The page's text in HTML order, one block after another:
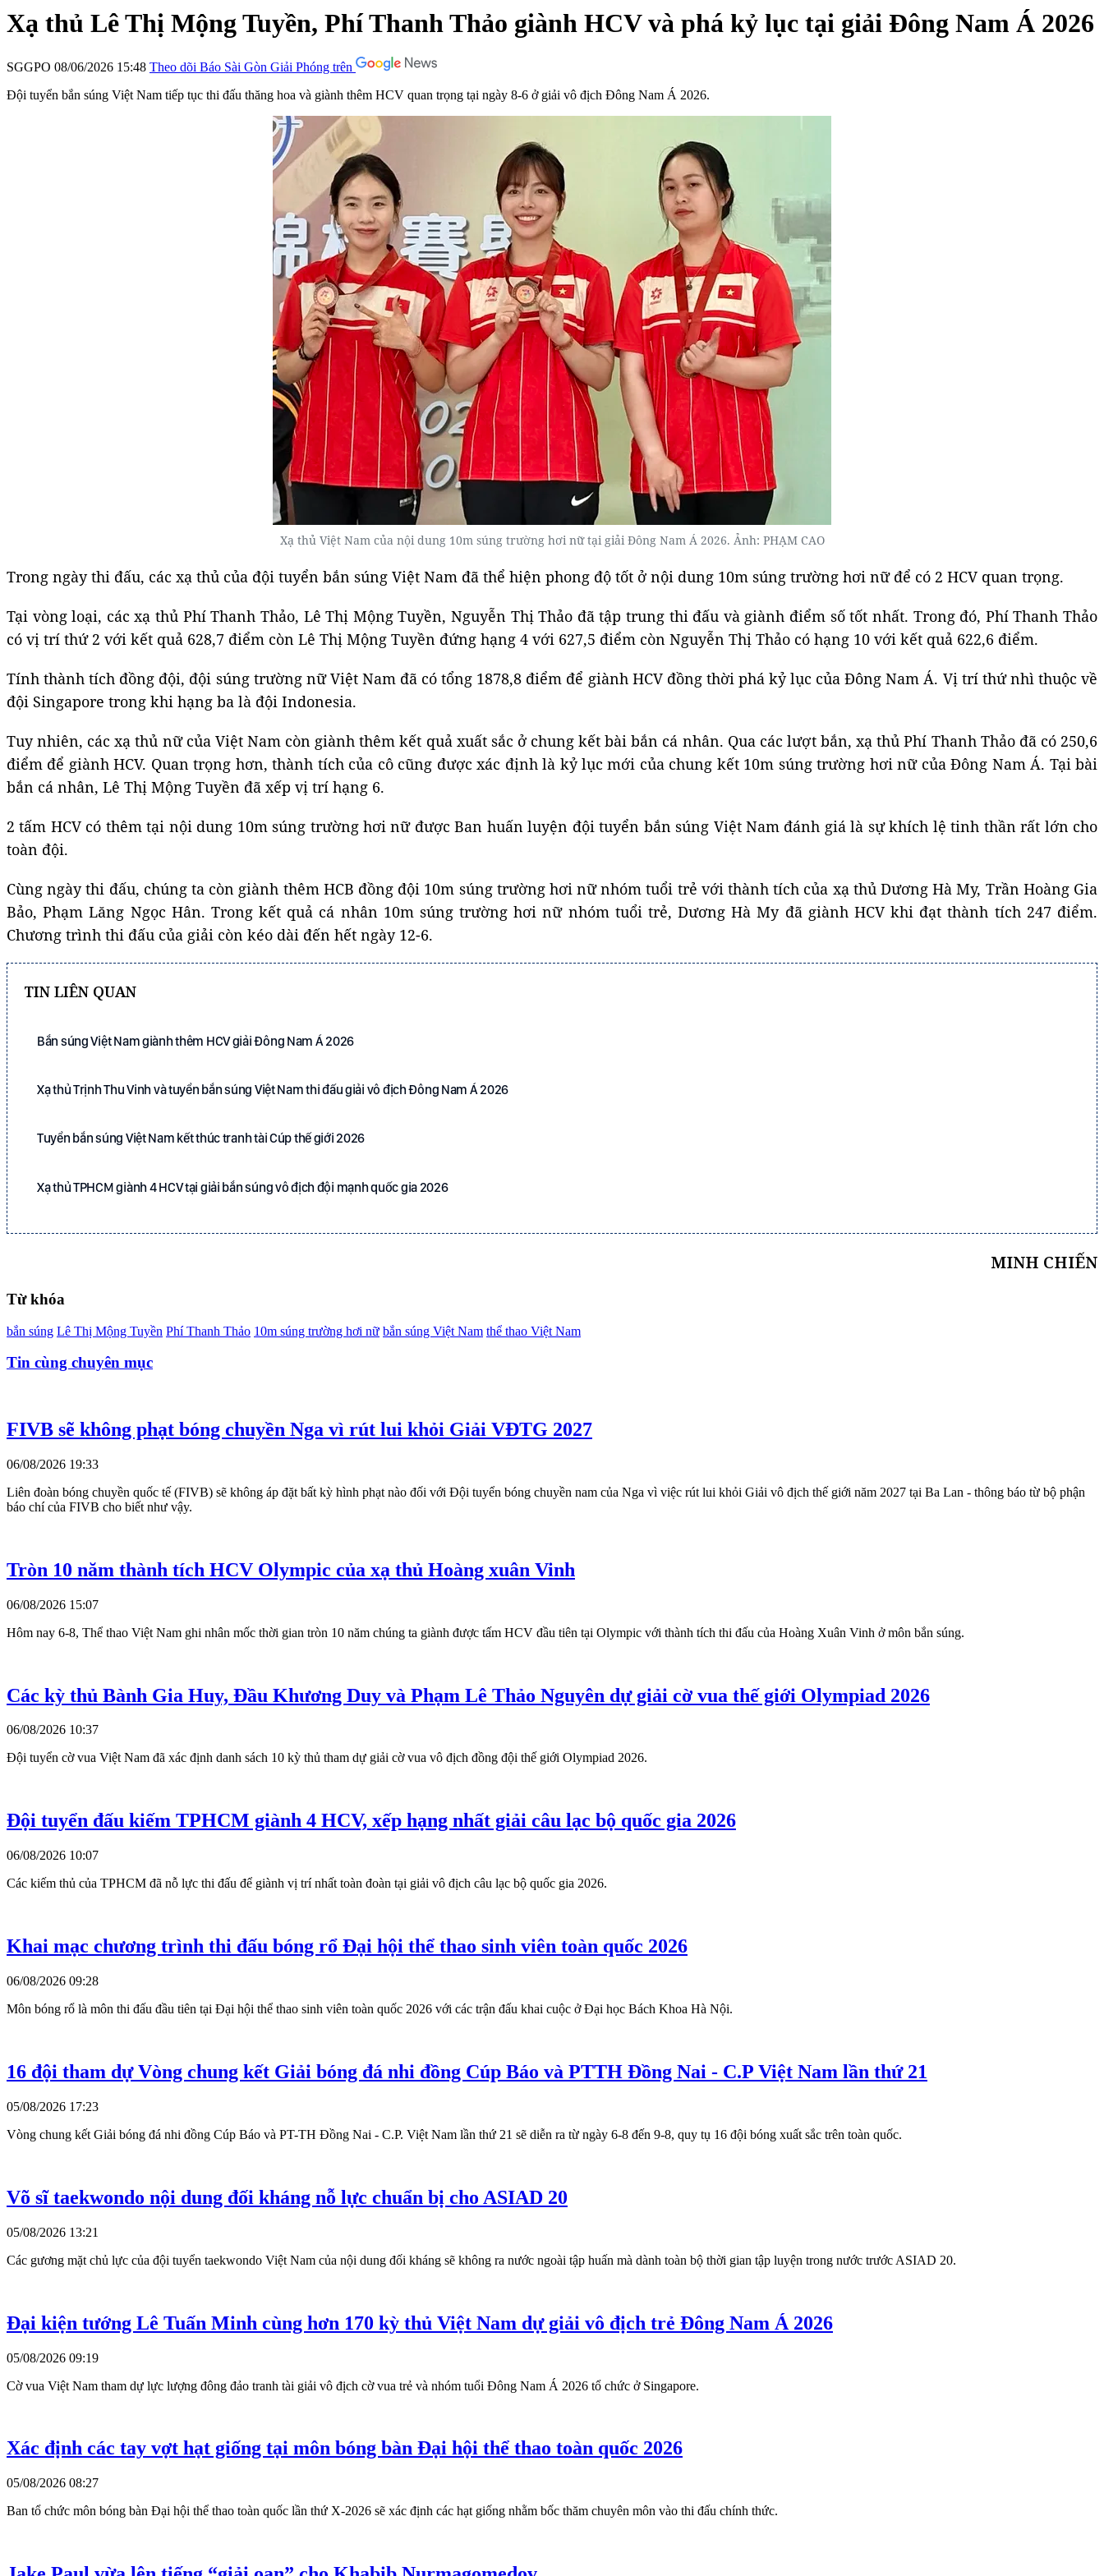
Xạ thủ Lê Thị Mộng Tuyền, Phí Thanh Thảo giành HCV và phá kỷ lục tại giải Đông Nam Á 2026
SGGPO 08/06/2026 15:48 Theo dõi Báo Sài Gòn Giải Phóng trên
Đội tuyển bắn súng Việt Nam tiếp tục thi đấu thăng hoa và giành thêm HCV quan trọng tại ngày 8-6 ở giải vô địch Đông Nam Á 2026.
Xạ thủ Việt Nam của nội dung 10m súng trường hơi nữ tại giải Đông Nam Á 2026. Ảnh: PHẠM CAO
Trong ngày thi đấu, các xạ thủ của đội tuyển bắn súng Việt Nam đã thể hiện phong độ tốt ở nội dung 10m súng trường hơi nữ để có 2 HCV quan trọng.
Tại vòng loại, các xạ thủ Phí Thanh Thảo, Lê Thị Mộng Tuyền, Nguyễn Thị Thảo đã tập trung thi đấu và giành điểm số tốt nhất. Trong đó, Phí Thanh Thảo
có vị trí thứ 2 với kết quả 628,7 điểm còn Lê Thị Mộng Tuyền đứng hạng 4 với 627,5 điểm còn Nguyễn Thị Thảo có hạng 10 với kết quả 622,6 điểm.
Tính thành tích đồng đội, đội súng trường nữ Việt Nam đã có tổng 1878,8 điểm để giành HCV đồng thời phá kỷ lục của Đông Nam Á. Vị trí thứ nhì thuộc về
đội Singapore trong khi hạng ba là đội Indonesia.
Tuy nhiên, các xạ thủ nữ của Việt Nam còn giành thêm kết quả xuất sắc ở chung kết bài bắn cá nhân. Qua các lượt bắn, xạ thủ Phí Thanh Thảo đã có 250,6
điểm để giành HCV. Quan trọng hơn, thành tích của cô cũng được xác định là kỷ lục mới của chung kết 10m súng trường hơi nữ của Đông Nam Á. Tại bài
bắn cá nhân, Lê Thị Mộng Tuyền đã xếp vị trí hạng 6.
2 tấm HCV có thêm tại nội dung 10m súng trường hơi nữ được Ban huấn luyện đội tuyển bắn súng Việt Nam đánh giá là sự khích lệ tinh thần rất lớn cho
toàn đội.
Cùng ngày thi đấu, chúng ta còn giành thêm HCB đồng đội 10m súng trường hơi nữ nhóm tuổi trẻ với thành tích của xạ thủ Dương Hà My, Trần Hoàng Gia
Bảo, Phạm Lăng Ngọc Hân. Trong kết quả cá nhân 10m súng trường hơi nữ nhóm tuổi trẻ, Dương Hà My đã giành HCV khi đạt thành tích 247 điểm.
Chương trình thi đấu của giải còn kéo dài đến hết ngày 12-6.
TIN LIÊN QUAN
Bắn súng Việt Nam giành thêm HCV giải Đông Nam Á 2026
Xạ thủ Trịnh Thu Vinh và tuyển bắn súng Việt Nam thi đấu giải vô địch Đông Nam Á 2026
Tuyển bắn súng Việt Nam kết thúc tranh tài Cúp thế giới 2026
Xạ thủ TPHCM giành 4 HCV tại giải bắn súng vô địch đội mạnh quốc gia 2026
MINH CHIẾN
Từ khóa
bắn súng Lê Thị Mộng Tuyền Phí Thanh Thảo 10m súng trường hơi nữ bắn súng Việt Nam thể thao Việt Nam
Tin cùng chuyên mục
FIVB sẽ không phạt bóng chuyền Nga vì rút lui khỏi Giải VĐTG 2027
06/08/2026 19:33
Liên đoàn bóng chuyền quốc tế (FIVB) sẽ không áp đặt bất kỳ hình phạt nào đối với Đội tuyển bóng chuyền nam của Nga vì việc rút lui khỏi Giải vô địch thế giới năm 2027 tại Ba Lan - thông báo từ bộ phận
báo chí của FIVB cho biết như vậy.
Tròn 10 năm thành tích HCV Olympic của xạ thủ Hoàng xuân Vinh
06/08/2026 15:07
Hôm nay 6-8, Thể thao Việt Nam ghi nhân mốc thời gian tròn 10 năm chúng ta giành được tấm HCV đầu tiên tại Olympic với thành tích thi đấu của Hoàng Xuân Vinh ở môn bắn súng.
Các kỳ thủ Bành Gia Huy, Đầu Khương Duy và Phạm Lê Thảo Nguyên dự giải cờ vua thế giới Olympiad 2026
06/08/2026 10:37
Đội tuyển cờ vua Việt Nam đã xác định danh sách 10 kỳ thủ tham dự giải cờ vua vô địch đồng đội thế giới Olympiad 2026.
Đội tuyển đấu kiếm TPHCM giành 4 HCV, xếp hạng nhất giải câu lạc bộ quốc gia 2026
06/08/2026 10:07
Các kiếm thủ của TPHCM đã nỗ lực thi đấu để giành vị trí nhất toàn đoàn tại giải vô địch câu lạc bộ quốc gia 2026.
Khai mạc chương trình thi đấu bóng rổ Đại hội thể thao sinh viên toàn quốc 2026
06/08/2026 09:28
Môn bóng rổ là môn thi đấu đầu tiên tại Đại hội thể thao sinh viên toàn quốc 2026 với các trận đấu khai cuộc ở Đại học Bách Khoa Hà Nội.
16 đội tham dự Vòng chung kết Giải bóng đá nhi đồng Cúp Báo và PTTH Đồng Nai - C.P Việt Nam lần thứ 21
05/08/2026 17:23
Vòng chung kết Giải bóng đá nhi đồng Cúp Báo và PT-TH Đồng Nai - C.P. Việt Nam lần thứ 21 sẽ diễn ra từ ngày 6-8 đến 9-8, quy tụ 16 đội bóng xuất sắc trên toàn quốc.
Võ sĩ taekwondo nội dung đối kháng nỗ lực chuẩn bị cho ASIAD 20
05/08/2026 13:21
Các gương mặt chủ lực của đội tuyển taekwondo Việt Nam của nội dung đối kháng sẽ không ra nước ngoài tập huấn mà dành toàn bộ thời gian tập luyện trong nước trước ASIAD 20.
Đại kiện tướng Lê Tuấn Minh cùng hơn 170 kỳ thủ Việt Nam dự giải vô địch trẻ Đông Nam Á 2026
05/08/2026 09:19
Cờ vua Việt Nam tham dự lực lượng đông đảo tranh tài giải vô địch cờ vua trẻ và nhóm tuổi Đông Nam Á 2026 tổ chức ở Singapore.
Xác định các tay vợt hạt giống tại môn bóng bàn Đại hội thể thao toàn quốc 2026
05/08/2026 08:27
Ban tổ chức môn bóng bàn Đại hội thể thao toàn quốc lần thứ X-2026 sẽ xác định các hạt giống nhằm bốc thăm chuyên môn vào thi đấu chính thức.